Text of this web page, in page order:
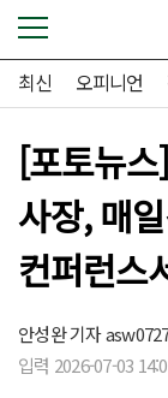
최신 오피니언
[포토뉴
사장, 매
컨퍼런스
안성완 기자
입력 2026-07-03